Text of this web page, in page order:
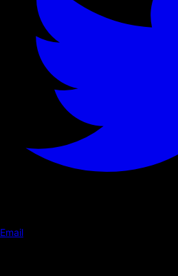
Email